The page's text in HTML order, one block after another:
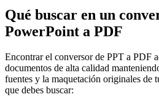
Qué buscar en un
PowerPoint a PDF
Encontrar el conversor de PPT a PDF
documentos de alta calidad
fuentes y la maquetación originales de
que debes buscar: